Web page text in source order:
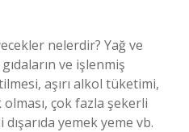
nelerdir? Yağ ve
ve işlenmiş
aşırı alkol tüketimi,
çok fazla şekerli
yemek yeme vb.